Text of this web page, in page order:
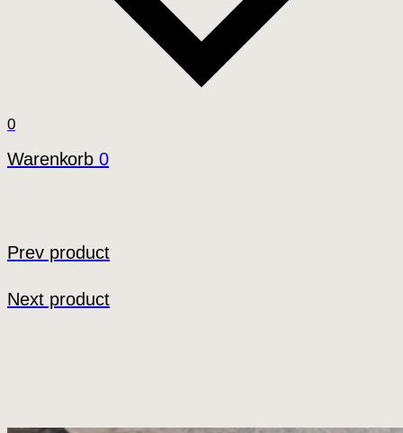
0
Warenkorb 0
Prev product
Next product